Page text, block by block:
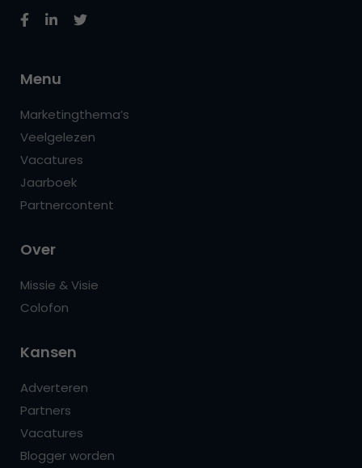
Menu
Marketingthema’s
Veelgelezen
Vacatures
Jaarboek
Partnercontent
Over
Missie & Visie
Colofon
Kansen
Adverteren
Partners
Vacatures
Blogger worden